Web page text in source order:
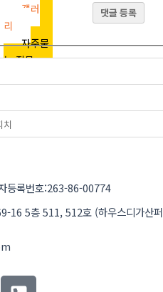
갤러
리
자주묻
는 질문
X
댓글 등록
등록번호:263-86-00774
16 5층 511, 512호 (하우스디가산퍼
P